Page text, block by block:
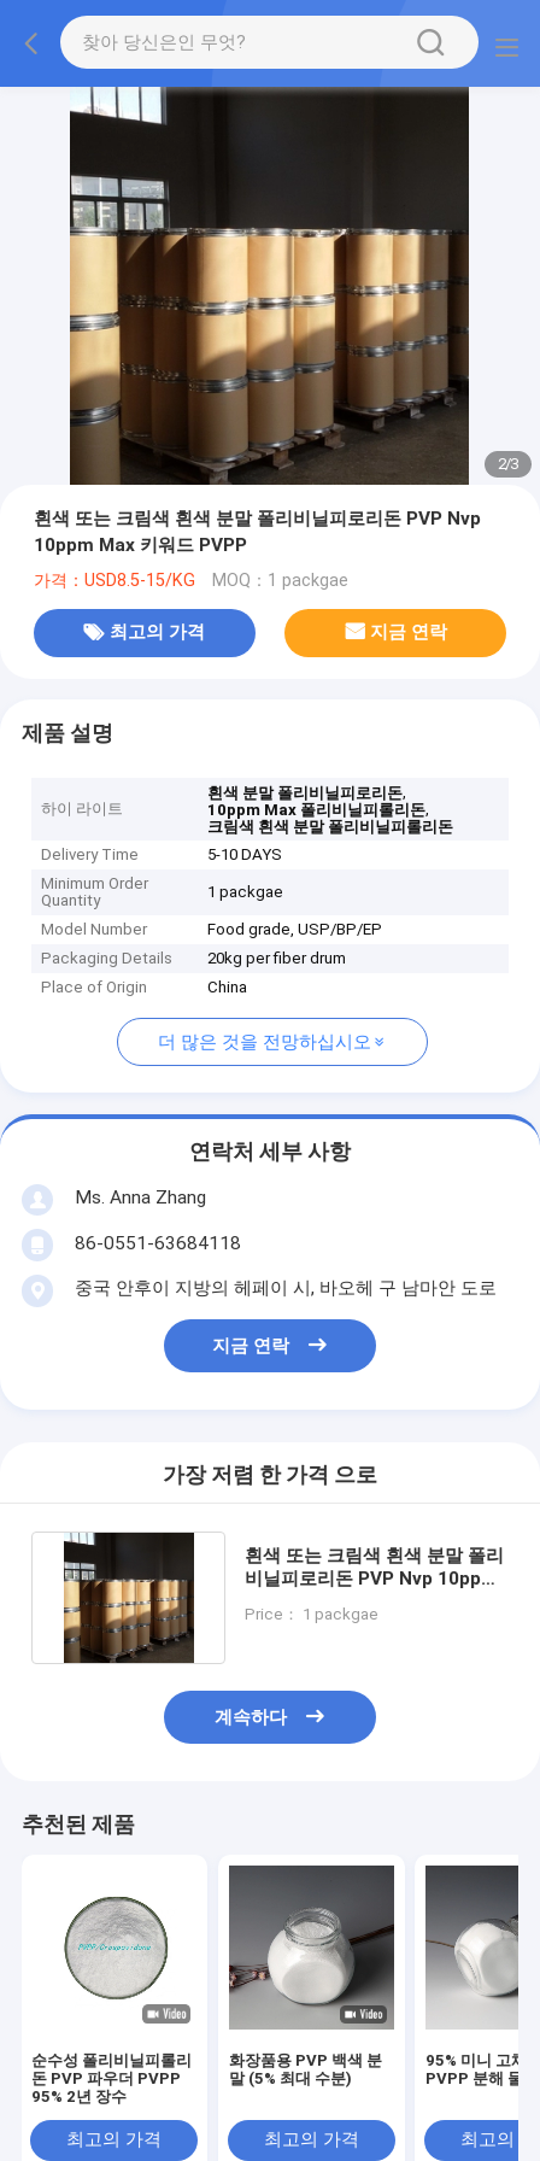
2/3
흰색 또는 크림색 흰색 분말 폴리비닐피로리돈 PVP Nvp
10ppm Max 키워드 PVPP
가격：USD8.5-15/KG MOQ：1 packgae
최고의 가격 지금 연락
제품 설명
하이 라이트
흰색 분말 폴리비닐피로리돈,
10ppm Max 폴리비닐피롤리돈,
크림색 흰색 분말 폴리비닐피롤리돈
Delivery Time
5-10 DAYS
Minimum Order
Quantity
1 packgae
Model Number
Food grade, USP/BP/EP
Packaging Details
20kg per fiber drum
Place of Origin
China
더 많은 것을 전망하십시오
연락처 세부 사항
Ms. Anna Zhang
86-0551-63684118
중국 안후이 지방의 헤페이 시, 바오헤 구 남마안 도로
지금 연락
가장 저렴 한 가격 으로
흰색 또는 크림색 흰색 분말 폴리
비닐피로리돈 PVP Nvp 10ppm
Price： 1 packgae
계속하다
추천된 제품
순수성 폴리비닐피롤리
돈 PVP 파우더 PVPP
95% 2년 장수
최고의 가격
화장품용 PVP 백색 분
말 (5% 최대 수분)
최고의 가격
95% 미니 고체
PVPP 분해 물질
최고의